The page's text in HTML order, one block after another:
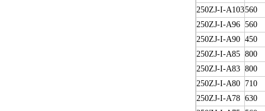
250ZJ-I-A103560
250ZJ-I-A96 560
250ZJ-I-A90 450
250ZJ-I-A85 800
250ZJ-I-A83 800
250ZJ-I-A80 710
250ZJ-I-A78 630